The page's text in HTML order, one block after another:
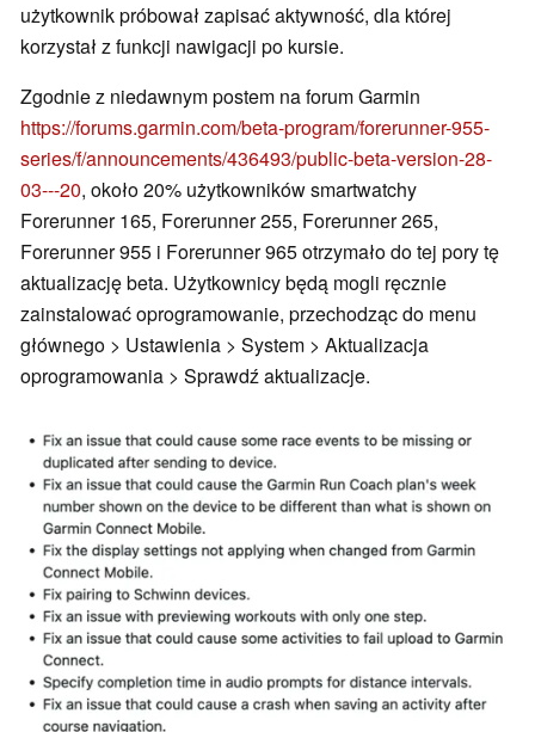
użytkownik próbował zapisać aktywność, dla której
korzystał z funkcji nawigacji po kursie.
Zgodnie z niedawnym postem na forum Garmin
https://forums.garmin.com/beta-program/forerunner-955-
series/f/announcements/436493/public-beta-version-28-
03---20, około 20% użytkowników smartwatchy
Forerunner 165, Forerunner 255, Forerunner 265,
Forerunner 955 i Forerunner 965 otrzymało do tej pory tę
aktualizację beta. Użytkownicy będą mogli ręcznie
zainstalować oprogramowanie, przechodząc do menu
głównego > Ustawienia > System > Aktualizacja
oprogramowania > Sprawdź aktualizacje.